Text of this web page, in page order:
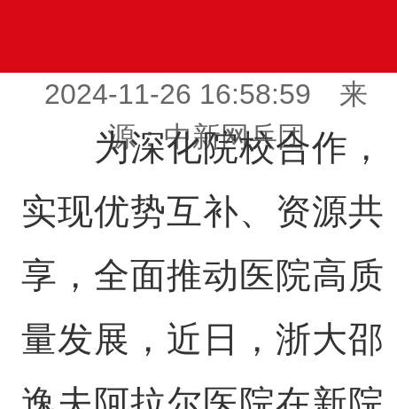
2024-11-26 16:58:59 来
源：中新网兵团
为深化院校合作，
实现优势互补、资源共
享，全面推动医院高质
量发展，近日，浙大邵